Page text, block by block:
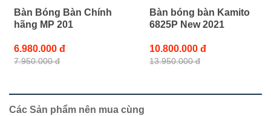
Bàn Bóng Bàn Chính
hãng MP 201
6.980.000 đ
7.950.000 đ
Bàn bóng bàn Kamito
6825P New 2021
10.800.000 đ
13.950.000 đ
Các Sản phẩm nên mua cùng